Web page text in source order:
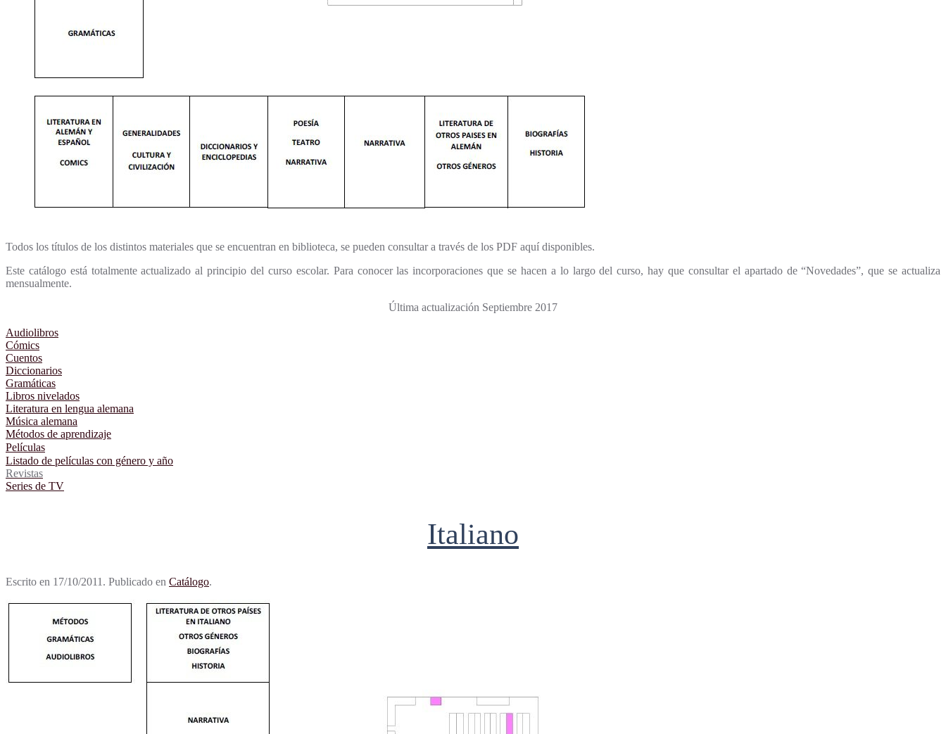
Todos los títulos de los distintos materiales que se encuentran en biblioteca, se pueden consultar a través de los PDF aquí disponibles.
Este catálogo está totalmente actualizado al principio del curso escolar. Para conocer las incorporaciones que se hacen a lo largo del curso, hay que consultar el apartado de “Novedades”, que se actualiza
mensualmente.
Última actualización Septiembre 2017
Audiolibros
Cómics
Cuentos
Diccionarios
Gramáticas
Libros nivelados
Literatura en lengua alemana
Música alemana
Métodos de aprendizaje
Películas
Listado de películas con género y año
Revistas
Series de TV
Italiano
Escrito en 17/10/2011 . Publicado en Catálogo.